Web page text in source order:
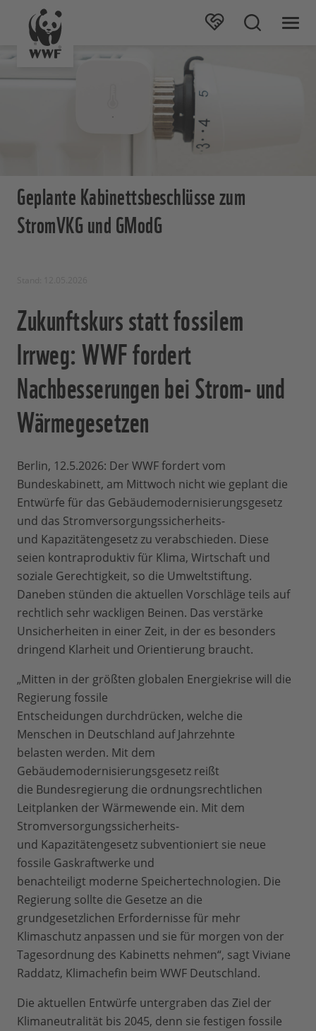
Geplante Kabinettsbeschlüsse zum
StromVKG und GModG
Zukunftskurs statt fossilem
Irrweg: WWF fordert
Nachbesserungen bei Strom- und
Wärmegesetzen
Berlin, 12.5.2026: Der WWF fordert vom
Bundeskabinett, am Mittwoch nicht wie geplant die
Entwürfe für das Gebäudemodernisierungsgesetz
und das Stromversorgungssicherheits-
und Kapazitätengesetz zu verabschieden. Diese
seien kontraproduktiv für Klima, Wirtschaft und
soziale Gerechtigkeit, so die Umweltstiftung.
Daneben stünden die aktuellen Vorschläge teils auf
rechtlich sehr wackligen Beinen. Das verstärke
Unsicherheiten in einer Zeit, in der es besonders
dringend Klarheit und Orientierung braucht.
„Mitten in der größten globalen Energiekrise will die
Regierung fossile
Entscheidungen durchdrücken, welche die
Menschen in Deutschland auf Jahrzehnte
belasten werden. Mit dem
Gebäudemodernisierungsgesetz reißt
die Bundesregierung die ordnungsrechtlichen
Leitplanken der Wärmewende ein. Mit dem
Stromversorgungssicherheits-
und Kapazitätengesetz subventioniert sie neue
fossile Gaskraftwerke und
benachteiligt moderne Speichertechnologien. Die
Regierung sollte die Gesetze an die
grundgesetzlichen Erfordernisse für mehr
Klimaschutz anpassen und sie für morgen von der
Tagesordnung des Kabinetts nehmen“, sagt Viviane
Raddatz, Klimachefin beim WWF Deutschland.
Die aktuellen Entwürfe untergraben das Ziel der
Klimaneutralität bis 2045, denn sie festigen fossile